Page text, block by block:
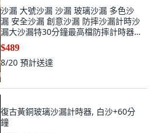
沙漏 大號沙漏 沙漏 玻璃沙漏 多色沙
漏 安全沙漏 創意沙漏 防摔沙漏計時沙
漏大沙漏特30分鐘最高檔防摔計時器
流沙客, 白色,三十分鐘
$489
8/20 預計送達
復古黃銅玻璃沙漏計時器, 白沙+60分
鐘